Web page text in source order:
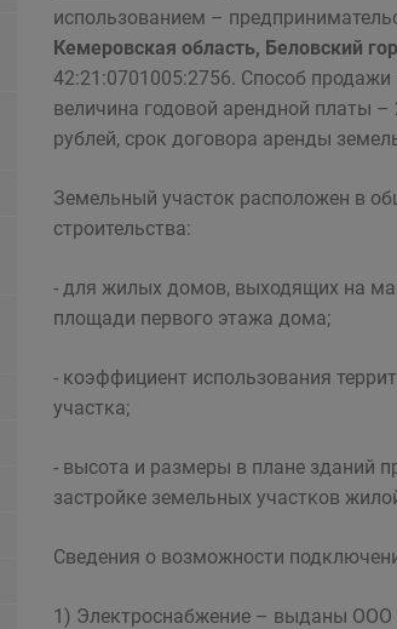
использованием –
Кемеровская область, Беловский
42:21:0701005:2756. Способ
величина годовой арендной платы
рублей, срок договора аренды
Земельный участок расположен в
строительства:
- для жилых домов, выходящих на
площади первого этажа дома;
- коэффициент использования
участка;
- высота и размеры в плане зданий
застройке земельных участков
Сведения о возможности
1) Электроснабжение – выданы ООО